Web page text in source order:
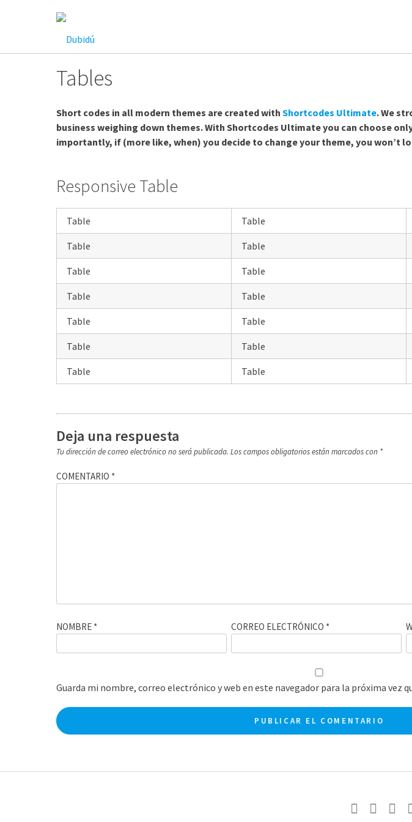
Tables
Short codes in all modern themes are created with Shortcodes Ultimate. We
business weighing down themes. With Shortcodes Ultimate you can choose
importantly, if (more like, when) you decide to change your theme, you won’t
Responsive Table
Table Table
Table Table
Table Table
Table Table
Table Table
Table Table
Table Table
Deja una respuesta
Tu dirección de correo electrónico no será publicada. Los campos obligatorios están marcados con *
COMENTARIO *
NOMBRE * CORREO ELECTRÓNICO *
Guarda mi nombre, correo electrónico y web en este navegador para la próxima vez